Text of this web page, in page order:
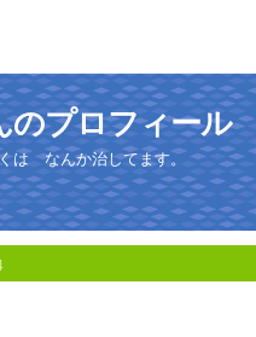
のプロフィール
は なんか治してます。